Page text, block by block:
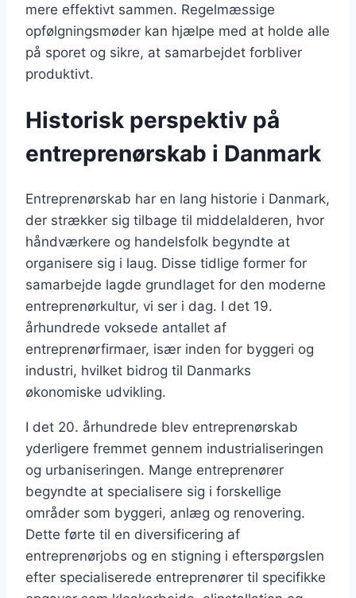
mere effektivt sammen. Regelmæssige
opfølgningsmøder kan hjælpe med at holde alle
på sporet og sikre, at samarbejdet forbliver
produktivt.
Historisk perspektiv på
entreprenørskab i Danmark
Entreprenørskab har en lang historie i Danmark,
der strækker sig tilbage til middelalderen, hvor
håndværkere og handelsfolk begyndte at
organisere sig i laug. Disse tidlige former for
samarbejde lagde grundlaget for den moderne
entreprenørkultur, vi ser i dag. I det 19.
århundrede voksede antallet af
entreprenørfirmaer, især inden for byggeri og
industri, hvilket bidrog til Danmarks
økonomiske udvikling.
I det 20. århundrede blev entreprenørskab
yderligere fremmet gennem industrialiseringen
og urbaniseringen. Mange entreprenører
begyndte at specialisere sig i forskellige
områder som byggeri, anlæg og renovering.
Dette førte til en diversificering af
entreprenørjobs og en stigning i efterspørgslen
efter specialiserede entreprenører til specifikke